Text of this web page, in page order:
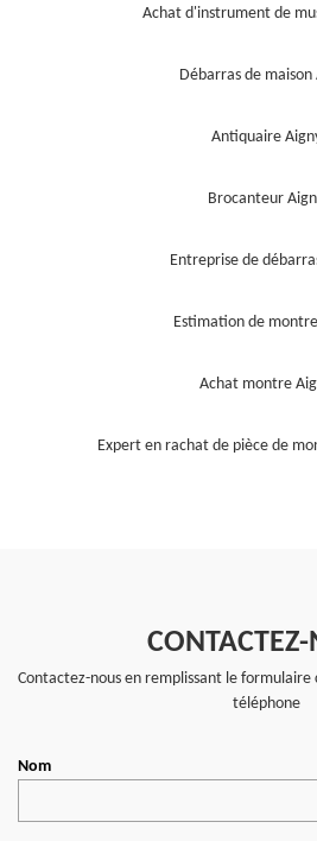
Achat d'instrument de
Débarras de maison
Antiquaire
Brocanteur
Entreprise de
Estimation de
Achat montre
Expert en rachat de pièce de
Contactez-nous en remplissant le
téléphone
Nom